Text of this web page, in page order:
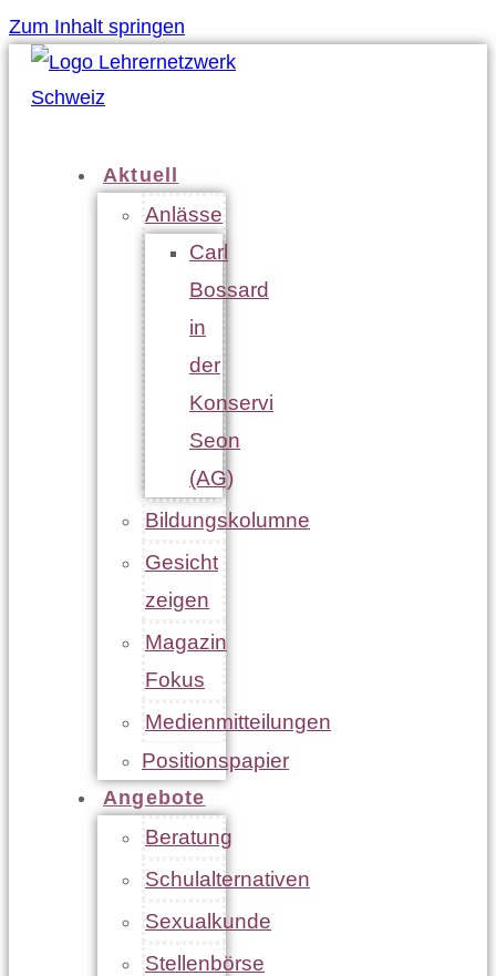
Zum Inhalt springen
Aktuell
Anlässe
Carl
Bossard
in
der
Konservi
Seon
(AG)
Bildungskolumne
Gesicht
zeigen
Magazin
Fokus
Medienmitteilungen
Positionspapier
Angebote
Beratung
Schulalternativen
Sexualkunde
Stellenbörse